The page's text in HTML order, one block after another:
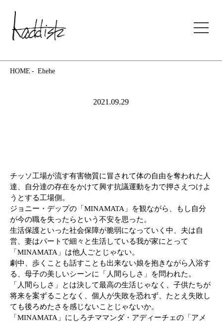
kaddish development store
HOME Ehehe
2021.09.29
チッソ工場が流す有害物質に冒されて体の自由を奪われた人
達、自分達の存在をかけて興す抗議運動を力で押さえつけよ
うとする工場側。
ジョニー・デップの「MINAMATA」を観ながら、もし自分
が今の職を失ったらという不安を思った。
生活保護といった社会保障が脆弱になっていく中、夫は自
営、妻はパートで細々と生活している我が家にとって
「MINAMATA」は他人ごとじゃない。
劇中、歩くことも話すことも出来ない娘を抱きながら入浴す
る、母子の美しいシーンに「人間らしさ」を問われた。
「人間らしさ」とは決して最高の生活じゃなく、子供たちが
将来を案ずることなく、個人が失敗を恐れず、たとえ失敗し
ても後ろめたさを感じないことじゃないか。
「MINAMATA」にしろチママンダ・アディーチェの「アメ